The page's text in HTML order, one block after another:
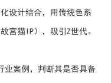
设计结合，用传统色系
宫猫IP），吸引Z世代。
业案例，判断其是否具备